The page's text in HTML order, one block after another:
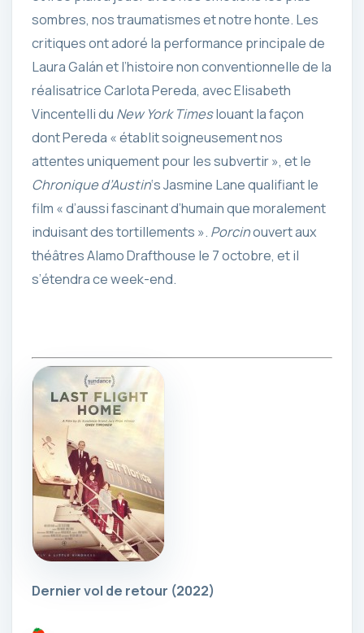
sombres, nos traumatismes et notre honte. Les
critiques ont adoré la performance principale de
Laura Galán et l’histoire non conventionnelle de la
réalisatrice Carlota Pereda, avec Elisabeth
Vincentelli du New York Timeslouant la façon
dont Pereda « établit soigneusement nos
attentes uniquement pour les subvertir », et le
Chronique d’Austin‘s Jasmine Lane qualifiant le
film « d’aussi fascinant d’humain que moralement
induisant des tortillements ». Porcinouvert aux
théâtres Alamo Drafthouse le 7 octobre, et il
s’étendra ce week-end.
Dernier vol de retour (2022)